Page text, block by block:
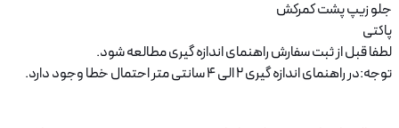
جلو زیپ پشت کمرکش
پاکتی
لطفا قبل از ثبت سفارش راهنمای اندازه گیری مطالعه شود.
توجه:در راهنمای اندازه گیری 2 الی 4 سانتی متر احتمال خطا وجود دارد.